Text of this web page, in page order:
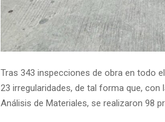
Tras 343 inspecciones de obra en todo
23 irregularidades, de tal forma que,
Análisis de Materiales, se realizaron 98